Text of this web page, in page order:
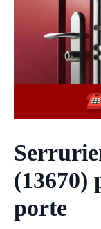
(13670)
porte